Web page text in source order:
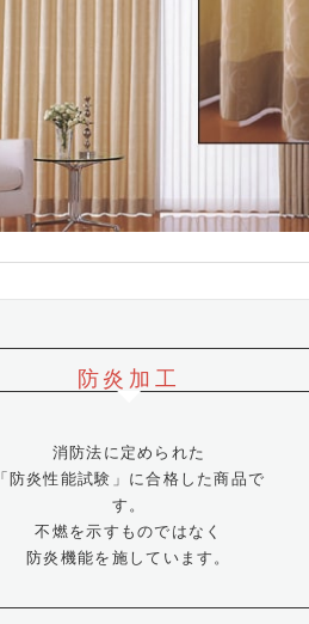
防炎加工
消防法に定められた
「防炎性能試験」に合格した商品で
す。
不燃を示すものではなく
防炎機能を施しています。